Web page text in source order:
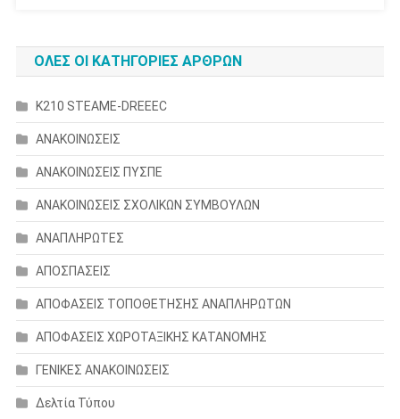
ΟΛΕΣ ΟΙ ΚΑΤΗΓΟΡΙΕΣ ΑΡΘΡΩΝ
K210 STEAME-DREEEC
ΑΝΑΚΟΙΝΩΣΕΙΣ
ΑΝΑΚΟΙΝΩΣΕΙΣ ΠΥΣΠΕ
ΑΝΑΚΟΙΝΩΣΕΙΣ ΣΧΟΛΙΚΩΝ ΣΥΜΒΟΥΛΩΝ
ΑΝΑΠΛΗΡΩΤΕΣ
ΑΠΟΣΠΑΣΕΙΣ
ΑΠΟΦΑΣΕΙΣ ΤΟΠΟΘΕΤΗΣΗΣ ΑΝΑΠΛΗΡΩΤΩΝ
ΑΠΟΦΑΣΕΙΣ ΧΩΡΟΤΑΞΙΚΗΣ ΚΑΤΑΝΟΜΗΣ
ΓΕΝΙΚΕΣ ΑΝΑΚΟΙΝΩΣΕΙΣ
Δελτία Τύπου